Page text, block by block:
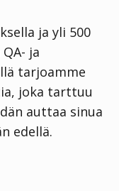
ja yli 500
ja
tarjoamme
joka tarttuu
auttaa sinua
edellä.